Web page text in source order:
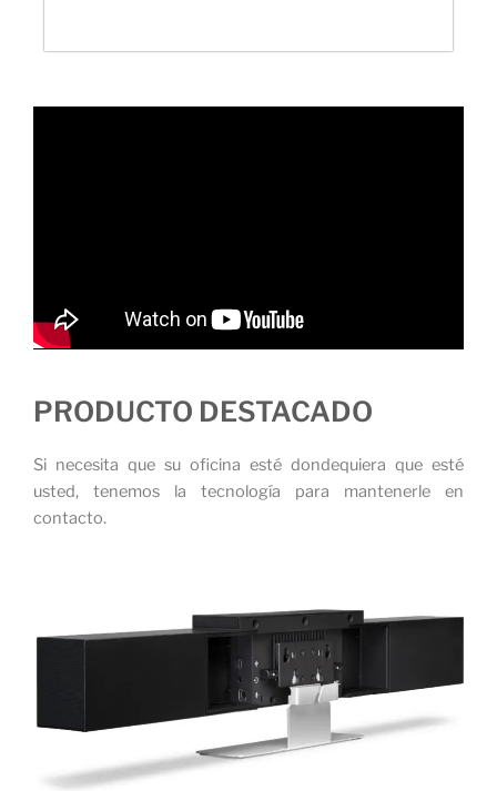
PRODUCTO DESTACADO
Si necesita que su oficina esté dondequiera que esté
usted, tenemos la tecnología para mantenerle en
contacto.